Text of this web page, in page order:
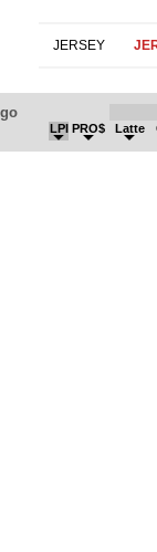
JERSEY
LPI PRO$ Latte